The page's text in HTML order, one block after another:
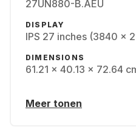
27UN880-B.AEU
DISPLAY
IPS 27 inches (3840 x
DIMENSIONS
61.21 x 40.13 x 72.64
Meer tonen